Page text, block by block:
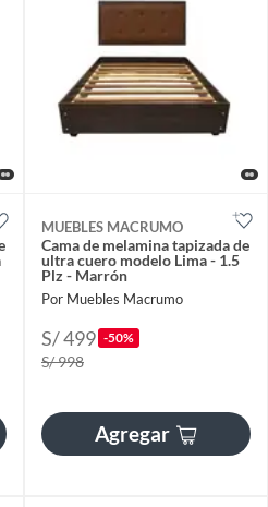
MUEBLES MACRUMO
Cama de melamina tapizada de
ultra cuero modelo Lima - 1.5
Plz - Marrón
Por Muebles Macrumo
S/ 499 -50%
S/ 998
Agregar